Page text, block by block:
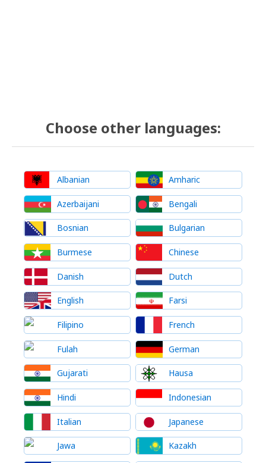
Choose other languages:
Albanian Amharic
Azerbaijani Bengali
Bosnian Bulgarian
Burmese Chinese
Danish Dutch
English Farsi
Filipino French
Fulah German
Gujarati Hausa
Hindi Indonesian
Italian Japanese
Jawa Kazakh